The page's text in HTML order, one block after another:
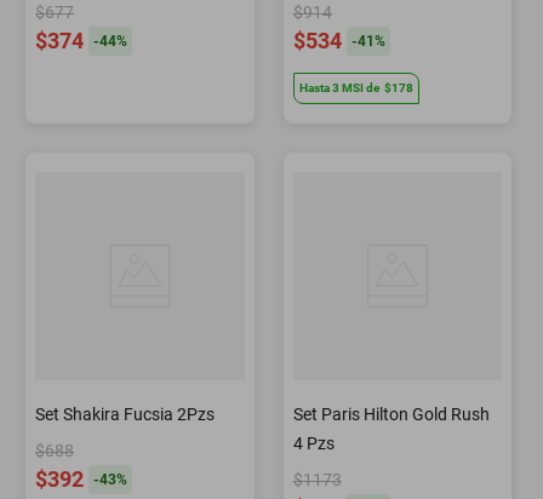
$677
$374 -44%
$914
$534 -41%
Hasta3 MSIde $178
Set Shakira Fucsia 2Pzs
$688
$392 -43%
Set Paris Hilton Gold Rush
4 Pzs
$1173